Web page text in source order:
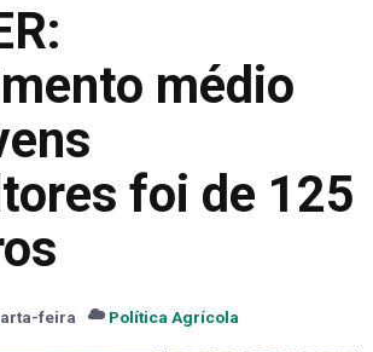
médio
foi de 125
feira Política Agrícola